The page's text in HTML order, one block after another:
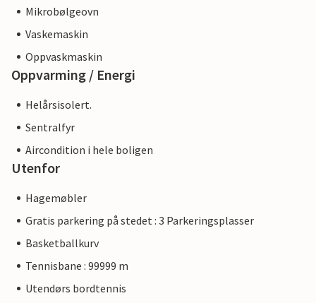
Mikrobølgeovn
Vaskemaskin
Oppvaskmaskin
Oppvarming / Energi
Helårsisolert.
Sentralfyr
Aircondition i hele boligen
Utenfor
Hagemøbler
Gratis parkering på stedet : 3 Parkeringsplasser
Basketballkurv
Tennisbane : 99999 m
Utendørs bordtennis